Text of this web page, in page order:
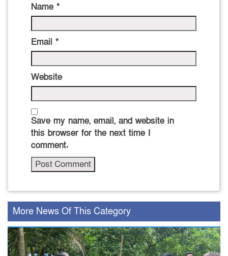
Name *
Email *
Website
Save my name, email, and website in
this browser for the next time I
comment.
More News Of This Category